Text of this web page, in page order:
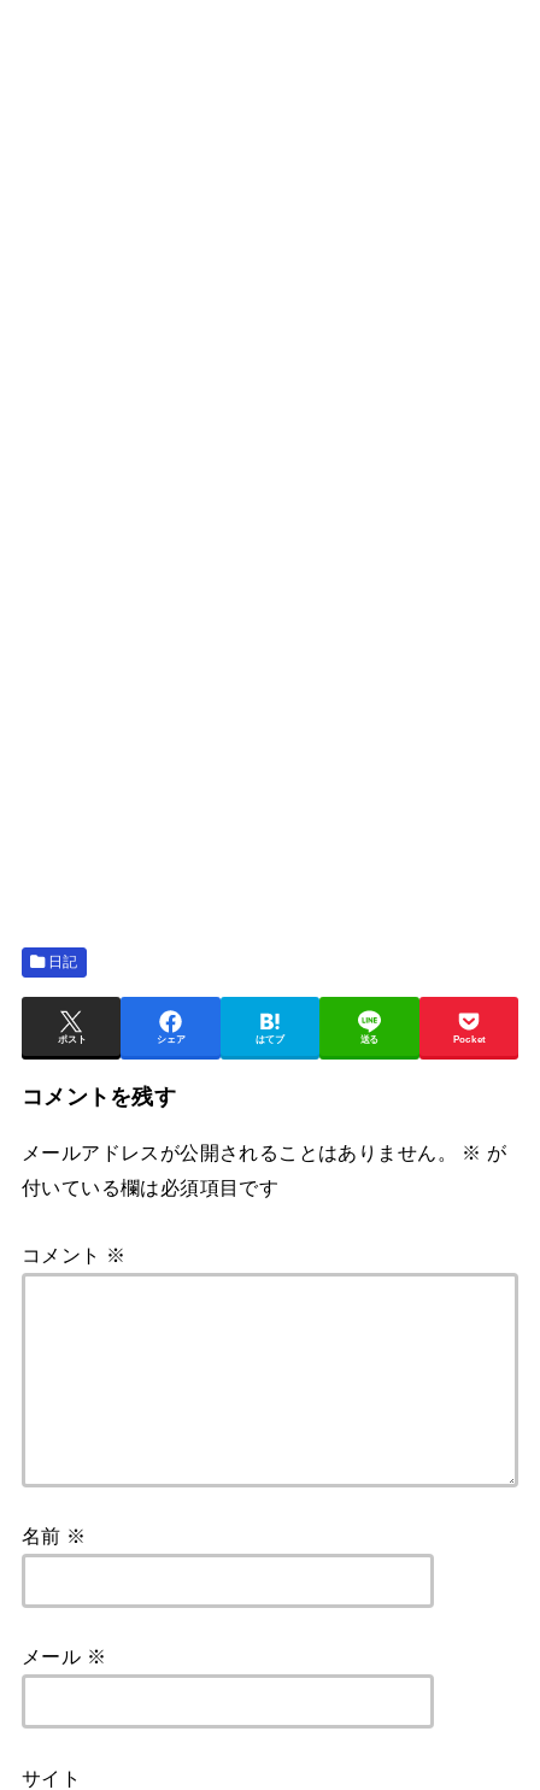
日記
ポスト シェア はてブ 送る Pocket
コメントを残す
メールアドレスが公開されることはありません。 ※ が
付いている欄は必須項目です
コメント ※
名前 ※
メール ※
サイト